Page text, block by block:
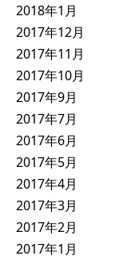
2018年1月
2017年12月
2017年11月
2017年10月
2017年9月
2017年7月
2017年6月
2017年5月
2017年4月
2017年3月
2017年2月
2017年1月